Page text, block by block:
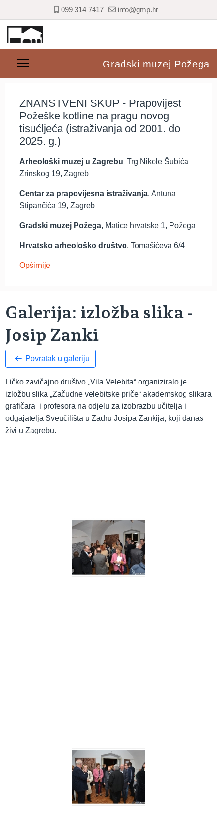
099 314 7417 info@gmp.hr
Gradski muzej Požega
ZNANSTVENI SKUP - Prapovijest
Požeške kotline na pragu novog
tisućljeća (istraživanja od 2001. do
2025. g.)
Arheološki muzej u Zagrebu, Trg Nikole Šubića
Zrinskog 19, Zagreb
Centar za prapovijesna istraživanja, Antuna
Stipančića 19, Zagreb
Gradski muzej Požega, Matice hrvatske 1, Požega
Hrvatsko arheološko društvo, Tomašićeva 6/4
Opširnije
Galerija: izložba slika -
Josip Zanki
Povratak u galeriju
Ličko zavičajno društvo „Vila Velebita“ organiziralo je
izložbu slika „Začudne velebitske priče“ akademskog slikara
grafičara i profesora na odjelu za izobrazbu učitelja i
odgajatelja Sveučilišta u Zadru Josipa Zankija, koji danas
živi u Zagrebu.